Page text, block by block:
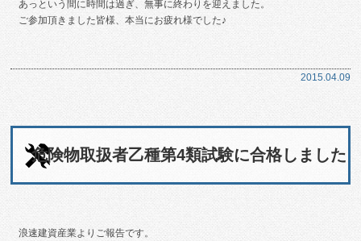
あっという間に時間は過ぎ、無事に終わりを迎えました。
ご参加頂きました皆様、本当にお疲れ様でした♪
2015.04.09
危険物取扱者乙種第4類試験に合格しました
浪速建資産業よりご報告です。